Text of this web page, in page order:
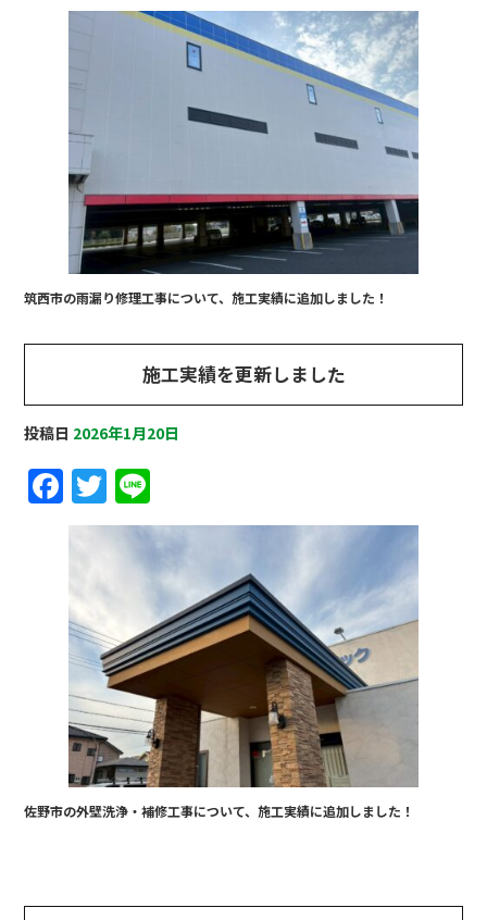
e
o
o
k
e
筑西市の雨漏り修理工事について、施工実績に追加しました！
施工実績を更新しました
投稿日 2026年1月20日
F
a
e
b
o
o
k
T
w
it
te
r
n
e
佐野市の外壁洗浄・補修工事について、施工実績に追加しました！